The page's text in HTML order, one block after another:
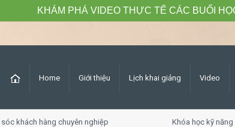
Home Giới thiệu Lịch khai giảng Video
hàng chuyên nghiệp Khóa học kỹ năng
KHÁM PHÁ VIDEO THỰC TẾ CÁC BUỔI